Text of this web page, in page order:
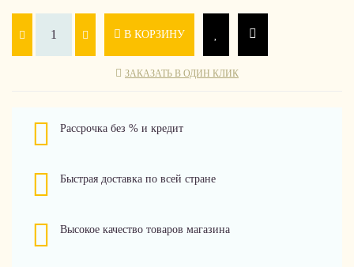
В КОРЗИНУ
ЗАКАЗАТЬ В ОДИН КЛИК
Рассрочка без % и кредит
Быстрая доставка по всей стране
Высокое качество товаров магазина